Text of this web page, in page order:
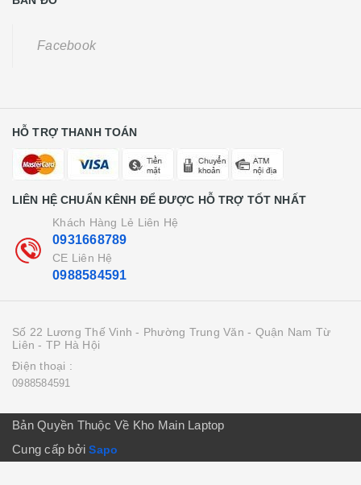
Facebook
HỖ TRỢ THANH TOÁN
LIÊN HỆ CHUẨN KÊNH ĐỂ ĐƯỢC HỖ TRỢ TỐT NHẤT
Khách Hàng Lẻ Liên Hệ
0931668789
CE Liên Hệ
0988584591
Số 22 Lương Thế Vinh - Phường Trung Văn - Quận Nam Từ
Liên - TP Hà Hội
Điện thoại :
0988584591
Bản Quyền Thuộc Về Kho Main Laptop
Cung cấp bởiSapo